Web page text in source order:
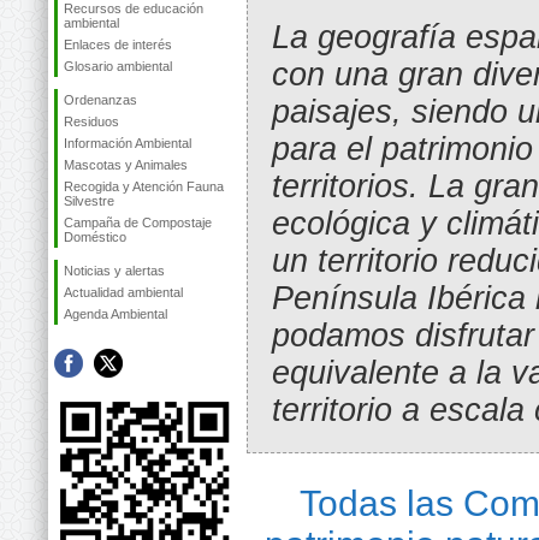
Recursos de educación
ambiental
Enlaces de interés
Glosario ambiental
Ordenanzas
Residuos
Información Ambiental
Mascotas y Animales
Recogida y Atención Fauna
Silvestre
Campaña de Compostaje
Doméstico
Noticias y alertas
Actualidad ambiental
Agenda Ambiental
La geografía
con una gran
paisajes, siendo
para el
territorios. La
ecológica y
un territorio
Península Ibérica
podamos
equivalente a la
territorio a escala
Todas las